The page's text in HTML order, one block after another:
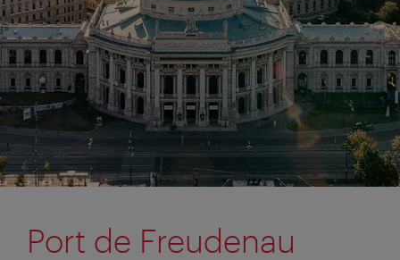
Port de Freudenau